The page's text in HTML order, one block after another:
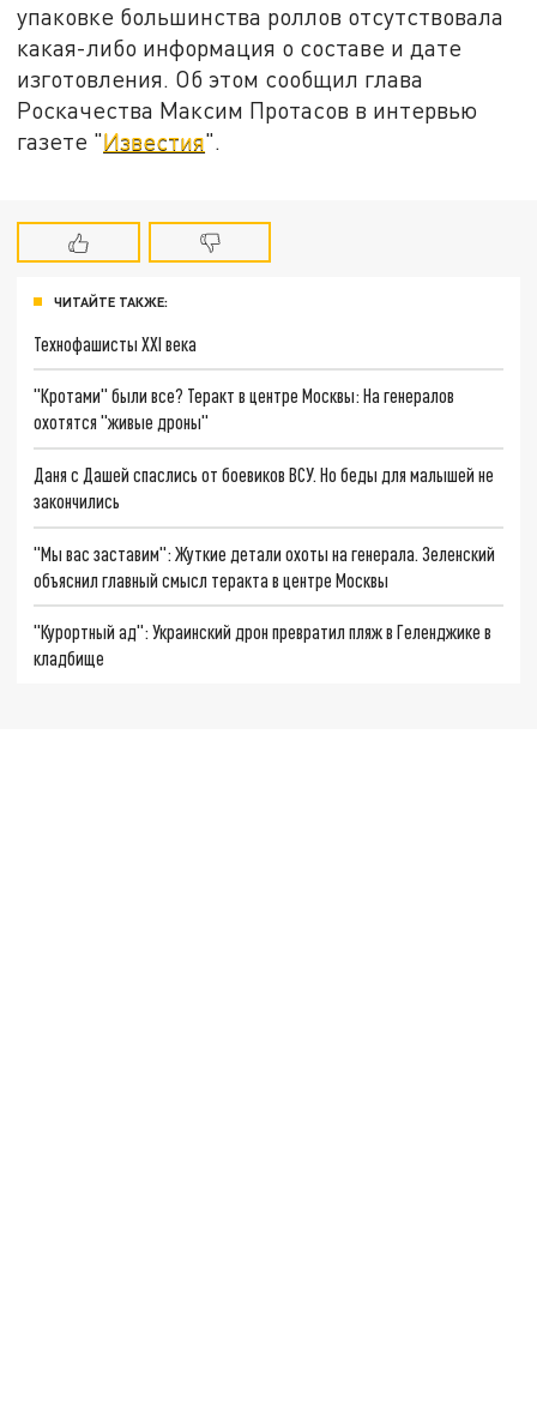
упаковке большинства роллов отсутствовала
какая-либо информация о составе и дате
изготовления. Об этом сообщил глава
Роскачества Максим Протасов в интервью
газете "Известия".
ЧИТАЙТЕ ТАКЖЕ:
Технофашисты XXI века
"Кротами" были все? Теракт в центре Москвы: На генералов
охотятся "живые дроны"
Даня с Дашей спаслись от боевиков ВСУ. Но беды для малышей не
закончились
"Мы вас заставим": Жуткие детали охоты на генерала. Зеленский
объяснил главный смысл теракта в центре Москвы
"Курортный ад": Украинский дрон превратил пляж в Геленджике в
кладбище